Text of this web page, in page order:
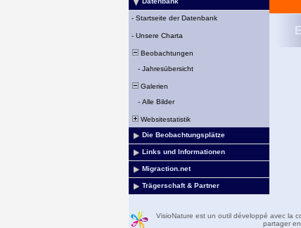
- Startseite der Datenbank
- Unsere Charta
Beobachtungen
- Jahresübersicht
Galerien
- Alle Bilder
Websitestatistik
Die Beobachtungsplätze
Links und Informationen
Migraction.net
Trägerschaft & Partner
VisioNature est un outil développé avec la
partager